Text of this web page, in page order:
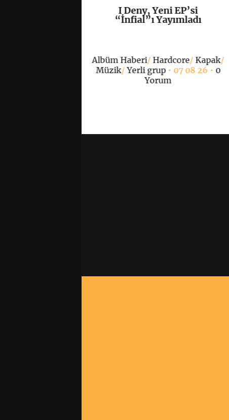
K+
I Deny, Yeni EP’si
“İnfial”ı Yayımladı
Albüm Haberi/ Hardcore/ Kapak/
Müzik/Yerli grup• 07 08 26 • 0
Yorum